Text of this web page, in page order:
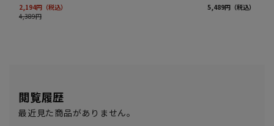
閲覧履歴
最近見た商品がありません。